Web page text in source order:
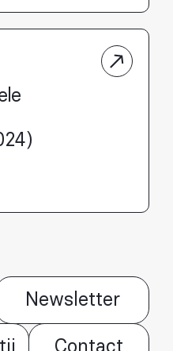
Newsletter
Contact